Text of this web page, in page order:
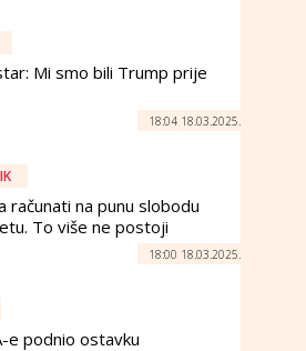
Mi smo bili Trump prije
18:04 18.03.2025.
računati na punu slobodu
To više ne postoji
18:00 18.03.2025.
e podnio ostavku